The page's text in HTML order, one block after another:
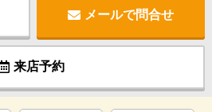
メールで問合せ
来店予約